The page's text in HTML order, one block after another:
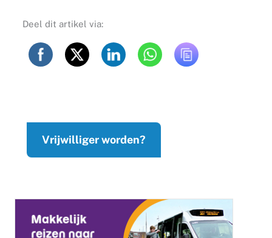
Deel dit artikel via:
Vrijwilliger worden?